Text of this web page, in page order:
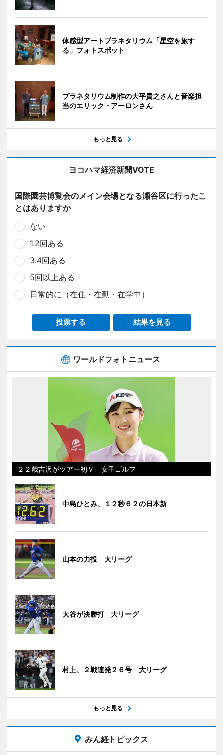
体感型アートプラネタリウム「星空を旅す
る」フォトスポット
プラネタリウム制作の大平貴之さんと音楽担
当のエリック・アーロンさん
もっと見る
ヨコハマ経済新聞VOTE
国際園芸博覧会のメイン会場となる瀬谷区に行ったこ
とはありますか
ない
1.2回ある
3.4回ある
5回以上ある
日常的に（在住・在勤・在学中）
投票する 結果を見る
ワールドフォトニュース
２２歳吉沢がツアー初Ｖ 女子ゴルフ
中島ひとみ、１２秒６２の日本新
山本の力投 大リーグ
大谷が決勝打 大リーグ
村上、２戦連発２６号 大リーグ
もっと見る
みん経トピックス